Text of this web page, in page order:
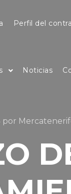
Perfil del
Noticias
por